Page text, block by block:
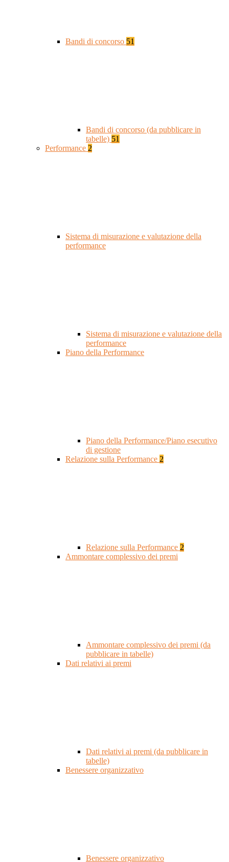
Bandi di concorso 51
Bandi di concorso (da pubblicare in
tabelle) 51
Performance 2
Sistema di misurazione e valutazione della
performance
Sistema di misurazione e valutazione della
performance
Piano della Performance
Piano della Performance/Piano esecutivo
di gestione
Relazione sulla Performance 2
Relazione sulla Performance 2
Ammontare complessivo dei premi
Ammontare complessivo dei premi (da
pubblicare in tabelle)
Dati relativi ai premi
Dati relativi ai premi (da pubblicare in
tabelle)
Benessere organizzativo
Benessere organizzativo